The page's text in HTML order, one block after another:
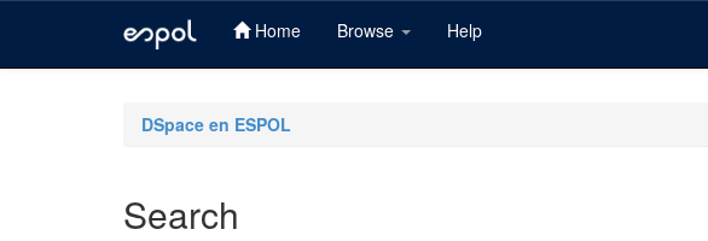
Home Browse Help
DSpace en ESPOL
Search